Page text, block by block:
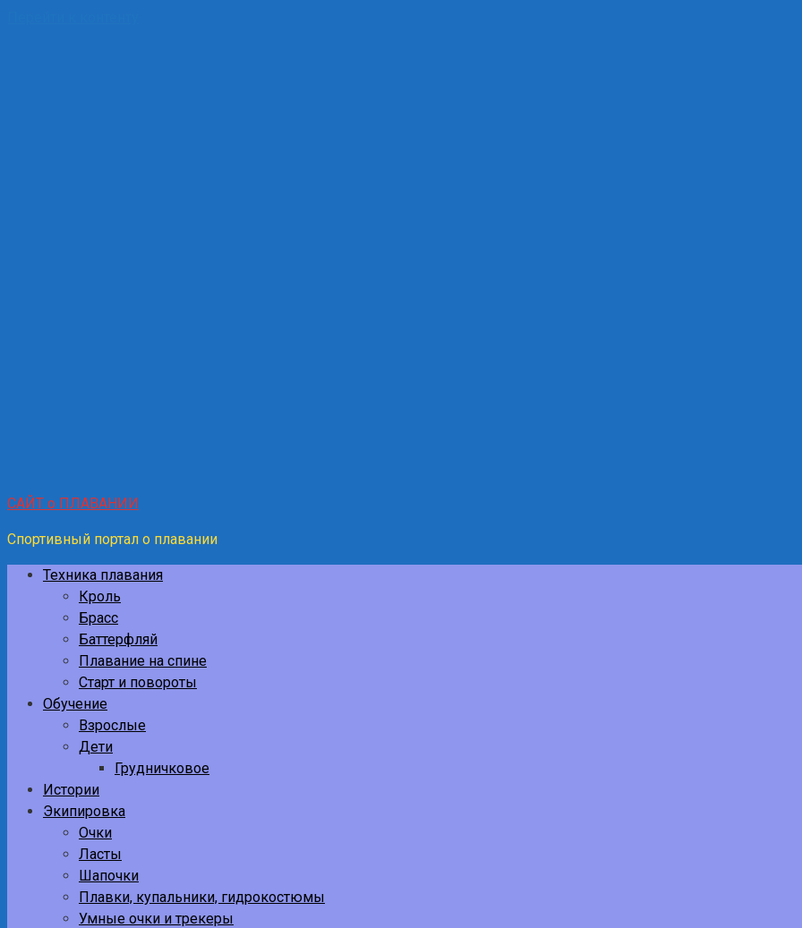
САЙТ о ПЛАВАНИИ
Спортивный портал о плавании
Техника плавания
Кроль
Брасс
Баттерфляй
Плавание на спине
Старт и повороты
Обучение
Взрослые
Дети
Грудничковое
Истории
Экипировка
Очки
Ласты
Шапочки
Плавки, купальники, гидрокостюмы
Умные очки и трекеры